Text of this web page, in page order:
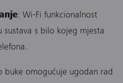
: Wi-Fi funkcionalnost
sustava s bilo kojeg mjesta
buke omogućuje ugodan rad